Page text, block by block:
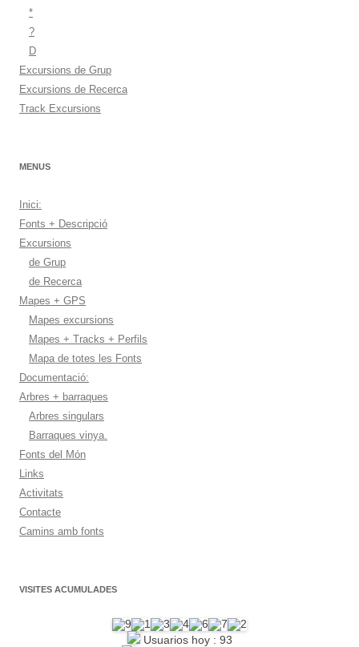
*
?
D
Excursions de Grup
Excursions de Recerca
Track Excursions
MENUS
Inici:
Fonts + Descripció
Excursions
de Grup
de Recerca
Mapes + GPS
Mapes excursions
Mapes + Tracks + Perfils
Mapa de totes les Fonts
Documentació:
Arbres + barraques
Arbres singulars
Barraques vinya.
Fonts del Món
Links
Activitats
Contacte
Camins amb fonts
VISITES ACUMULADES
Usuarios hoy : 93